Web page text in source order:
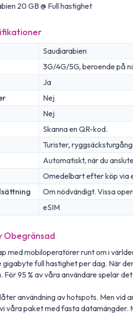
20 GB @ Full hastighet
Saudiarabien
3G/4G/5G, beroende på
Ja
Nej
Nej
Skanna en QR-kod.
Turister,
Automatiskt, när du
Omedelbart efter köp via
Om nödvändigt. Vissa
eSIM
Obegränsad
med mobiloperatörer runt om i
gigabyte full hastighet per dag. När
95 % av våra användare spelar
användning av hotspots. Men vid
våra paket med fasta